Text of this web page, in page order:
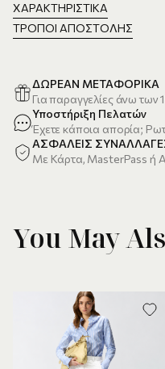
ΧΑΡΑΚΤΗΡΙΣΤΙΚΆ
ΤΡΌΠΟΙ ΑΠΟΣΤΟΛΉΣ
ΔΩΡΕΑΝ ΜΕΤΑΦΟΡΙΚΑ
Για παραγγελίες άνω των
Υποστήριξη Πελατών
Έχετε κάποια απορία;
ΑΣΦΑΛΕΙΣ
Με Κάρτα, MasterPass ή
You May